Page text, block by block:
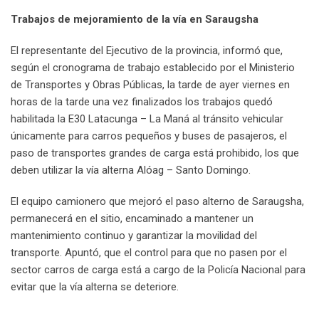
Trabajos de mejoramiento de la vía en Saraugsha
El representante del Ejecutivo de la provincia, informó que,
según el cronograma de trabajo establecido por el Ministerio
de Transportes y Obras Públicas, la tarde de ayer viernes en
horas de la tarde una vez finalizados los trabajos quedó
habilitada la E30 Latacunga – La Maná al tránsito vehicular
únicamente para carros pequeños y buses de pasajeros, el
paso de transportes grandes de carga está prohibido, los que
deben utilizar la vía alterna Alóag – Santo Domingo.
El equipo camionero que mejoró el paso alterno de Saraugsha,
permanecerá en el sitio, encaminado a mantener un
mantenimiento continuo y garantizar la movilidad del
transporte. Apuntó, que el control para que no pasen por el
sector carros de carga está a cargo de la Policía Nacional para
evitar que la vía alterna se deteriore.